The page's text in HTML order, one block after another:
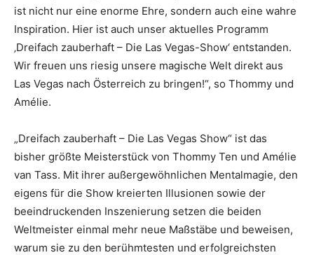
ist nicht nur eine enorme Ehre, sondern auch eine wahre
Inspiration. Hier ist auch unser aktuelles Programm
‚Dreifach zauberhaft – Die Las Vegas-Show‘ entstanden.
Wir freuen uns riesig unsere magische Welt direkt aus
Las Vegas nach Österreich zu bringen!“, so Thommy und
Amélie.
„Dreifach zauberhaft – Die Las Vegas Show“ ist das
bisher größte Meisterstück von Thommy Ten und Amélie
van Tass. Mit ihrer außergewöhnlichen Mentalmagie, den
eigens für die Show kreierten Illusionen sowie der
beeindruckenden Inszenierung setzen die beiden
Weltmeister einmal mehr neue Maßstäbe und beweisen,
warum sie zu den berühmtesten und erfolgreichsten